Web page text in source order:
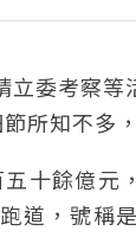
委考察
所知不多
十餘億元
道，號稱